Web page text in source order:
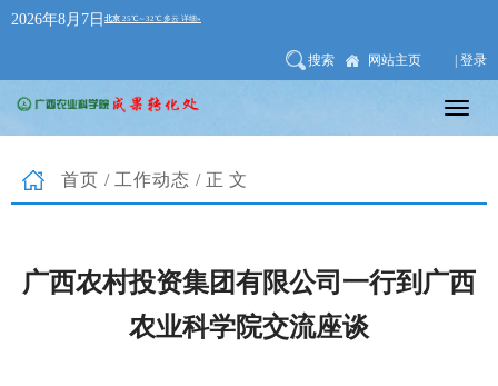
2026年8月7日
搜索 网站主页 | 登录
首页 / 工作动态 /正文
广西农村投资集团有限公司一行到广西
农业科学院交流座谈